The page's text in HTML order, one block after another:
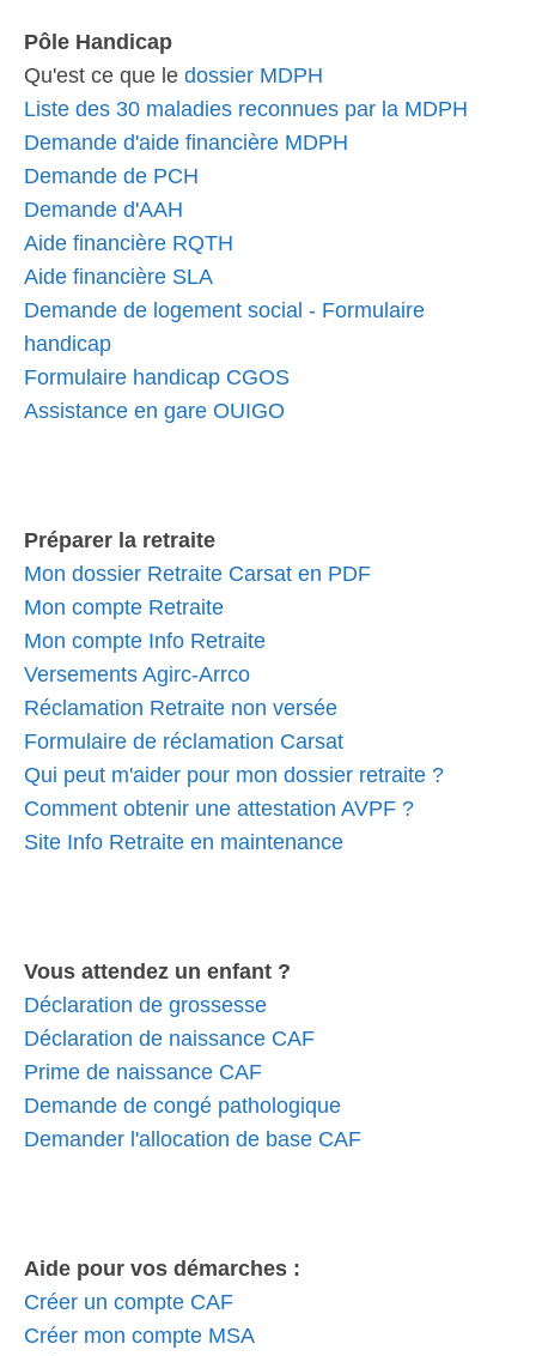
Pôle Handicap
Qu'est ce que le dossier MDPH
Liste des 30 maladies reconnues par la MDPH
Demande d'aide financière MDPH
Demande de PCH
Demande d'AAH
Aide financière RQTH
Aide financière SLA
Demande de logement social - Formulaire
handicap
Formulaire handicap CGOS
Assistance en gare OUIGO
Préparer la retraite
Mon dossier Retraite Carsat en PDF
Mon compte Retraite
Mon compte Info Retraite
Versements Agirc-Arrco
Réclamation Retraite non versée
Formulaire de réclamation Carsat
Qui peut m'aider pour mon dossier retraite ?
Comment obtenir une attestation AVPF ?
Site Info Retraite en maintenance
Vous attendez un enfant ?
Déclaration de grossesse
Déclaration de naissance CAF
Prime de naissance CAF
Demande de congé pathologique
Demander l'allocation de base CAF
Aide pour vos démarches :
Créer un compte CAF
Créer mon compte MSA